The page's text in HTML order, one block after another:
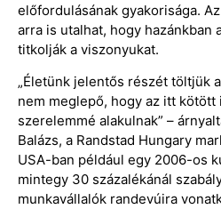
előfordulásának gyakorisága.
arra is utalhat, hogy hazánkban
titkolják a viszonyukat.
„Életünk jelentős részét töltjük
nem meglepő, hogy az itt
szerelemmé alakulnak” –
Balázs, a Randstad Hungary
USA-ban például egy 2006-os
mintegy 30 százalékánál
munkavállalók randevúira